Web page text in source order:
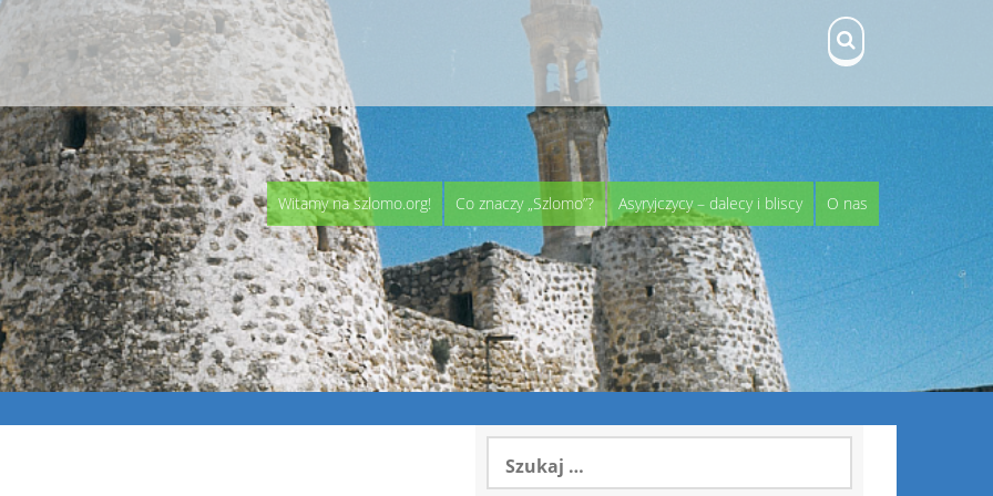
Witamy na szlomo.org! Co znaczy „Szlomo”? Asyryjczycy – dalecy i bliscy O nas
Szukaj: